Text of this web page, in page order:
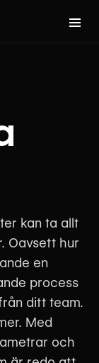
kan ta allt
Oavsett hur
en
process
ditt team.
Med
och